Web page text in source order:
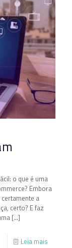
o que é uma
Embora
a
certo? E faz
[…]
Leia mais